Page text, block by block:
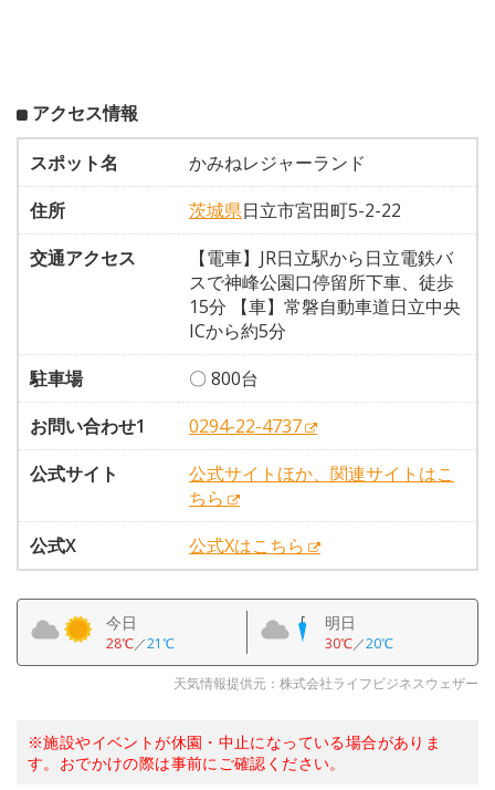
アクセス情報
スポット名
かみねレジャーランド
住所
茨城県日立市宮田町5-2-22
交通アクセス
【電車】JR日立駅から日立電鉄バ
スで神峰公園口停留所下車、徒歩
15分 【車】常磐自動車道日立中央
ICから約5分
駐車場
〇 800台
お問い合わせ1
0294-22-4737
公式サイト
公式サイトほか、関連サイトはこ
ちら
公式X
公式Xはこちら
今日
28℃／21℃
明日
30℃／20℃
天気情報提供元：株式会社ライフビジネスウェザー
※施設やイベントが休園・中止になっている場合がありま
す。おでかけの際は事前にご確認ください。